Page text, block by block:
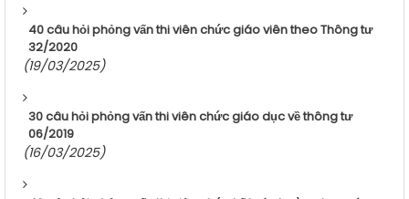
40 câu hỏi phỏng vấn thi viên chức giáo viên theo Thông tư
32/2020
(19/03/2025)
30 câu hỏi phỏng vấn thi viên chức giáo dục về thông tư
06/2019
(16/03/2025)